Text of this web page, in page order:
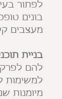
לפתור
בונים
מעצבים
בניית
להם
למשימות
מיומנות